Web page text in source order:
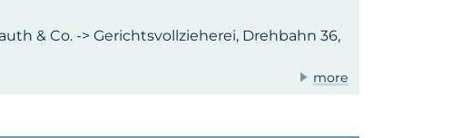
& Co. -> Gerichtsvollzieherei, Drehbahn 36,
more